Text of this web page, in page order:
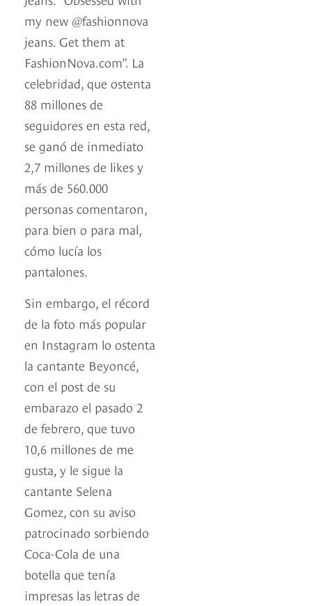
my new @fashionnova
jeans. Get them at
FashionNova.com”. La
celebridad, que ostenta
88 millones de
seguidores en esta red,
se ganó de inmediato
2,7 millones de likes y
más de 560.000
personas comentaron,
para bien o para mal,
cómo lucía los
pantalones.
Sin embargo, el récord
de la foto más popular
en Instagram lo ostenta
la cantante Beyoncé,
con el post de su
embarazo el pasado 2
de febrero, que tuvo
10,6 millones de me
gusta, y le sigue la
cantante Selena
Gomez, con su aviso
patrocinado sorbiendo
Coca-Cola de una
botella que tenía
impresas las letras de